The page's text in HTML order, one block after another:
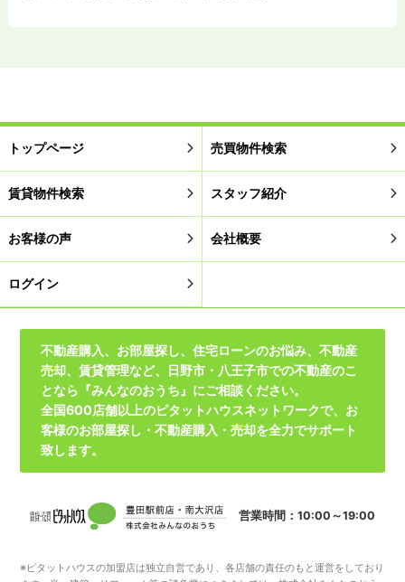
トップページ 売買物件検索
賃貸物件検索 スタッフ紹介
お客様の声 会社概要
ログイン
不動産購入、お部屋探し、住宅ローンのお悩み、不動産
売却、賃貸管理など、日野市・八王子市での不動産のこ
となら『みんなのおうち』にご相談ください。
全国600店舗以上のピタットハウスネットワークで、お
客様のお部屋探し・不動産購入・売却を全力でサポート
致します。
営業時間：10:00～19:00
※ピタットハウスの加盟店は独立自営であり、各店舗の責任のもと運営をしており